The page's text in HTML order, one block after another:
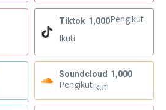
Tiktok 1,000Pengikut
Ikuti
Soundcloud 1,000
PengikutIkuti